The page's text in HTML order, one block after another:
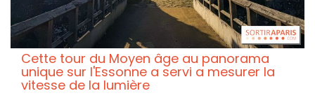
Cette tour du Moyen âge au panorama
unique sur l'Essonne a servi a mesurer la
vitesse de la lumière